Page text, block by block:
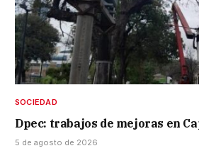
SOCIEDAD
Dpec: trabajos de mejoras en
5 de agosto de 2026